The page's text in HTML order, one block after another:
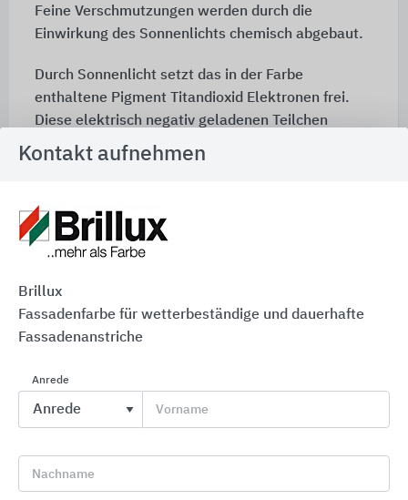
Feine Verschmutzungen werden durch die
Einwirkung des Sonnenlichts chemisch abgebaut.
Durch Sonnenlicht setzt das in der Farbe
enthaltene Pigment Titandioxid Elektronen frei.
Diese elektrisch negativ geladenen Teilchen
kurbeln die Reduktion und Oxidation der
Kontakt aufnehmen
Brillux
Fassadenfarbe für wetterbeständige und dauerhafte
Fassadenanstriche
Anrede
Vorname
Nachname